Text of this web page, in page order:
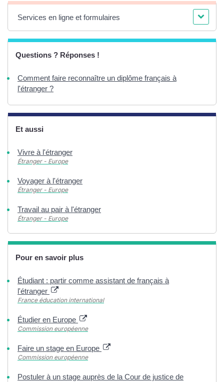
Services en ligne et formulaires
Questions ? Réponses !
Comment faire reconnaître un diplôme français à
l'étranger ?
Et aussi
Vivre à l'étranger
Étranger - Europe
Voyager à l'étranger
Étranger - Europe
Travail au pair à l'étranger
Étranger - Europe
Pour en savoir plus
Étudiant : partir comme assistant de français à
l'étranger
France éducation international
Étudier en Europe
Commission européenne
Faire un stage en Europe
Commission européenne
Postuler à un stage auprès de la Cour de justice de